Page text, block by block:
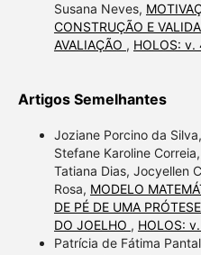
Susana Neves,
CONSTRUÇÃO E
AVALIAÇÃO , HOLOS: v.
Artigos Semelhantes
Joziane Porcino da
Stefane Karoline
Tatiana Dias, Jocyellen
Rosa, MODELO
DE PÉ DE UMA
DO JOELHO , HOLOS:
Patrícia de Fátima